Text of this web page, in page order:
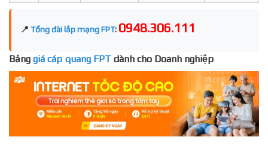
📍 Tổng đài lắp mạng FPT: 0948.306.111
Bảng giá cáp quang FPT dành cho Doanh nghiệp